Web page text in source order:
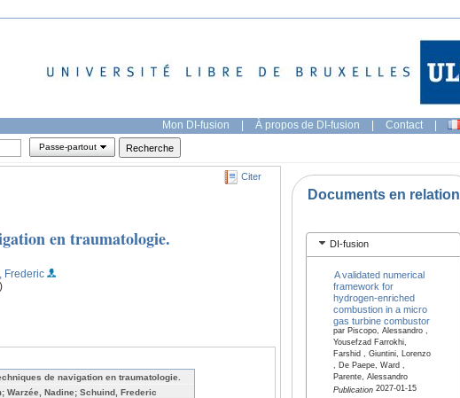
Mon DI-fusion | À propos de DI-fusion | Contact |
Passe-partout
Citer
en traumatologie.
Frederic
de navigation en traumatologie.
Warzée, Nadine; Schuind, Frederic
Documents en relation
DI-fusion
A validated numerical
framework for
hydrogen-enriched
combustion in a micro
gas turbine combustor
par Piscopo, Alessandro ,
Yousefzad Farrokhi,
Farshid , Giuntini, Lorenzo
, De Paepe, Ward ,
Parente, Alessandro
Publication2027-01-15